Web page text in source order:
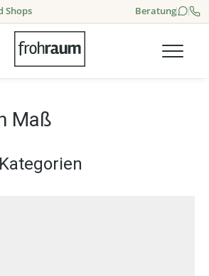
Shops Beratung
Maß